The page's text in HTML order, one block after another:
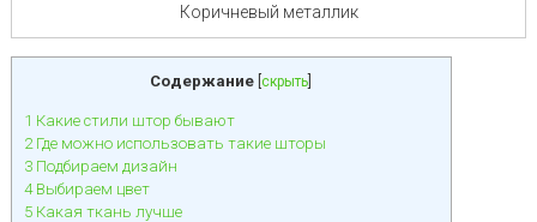
Коричневый металлик
Содержание [скрыть
1 Какие стили штор бывают
2Где можно использовать такие шторы
3Подбираем дизайн
4Выбираем цвет
5Какая ткань лучше